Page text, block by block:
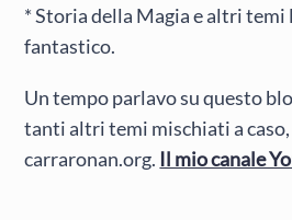
* Storia della Magia e altri temi
fantastico.
Un tempo parlavo su questo
tanti altri temi mischiati a
carraronan.org. Il mio canale